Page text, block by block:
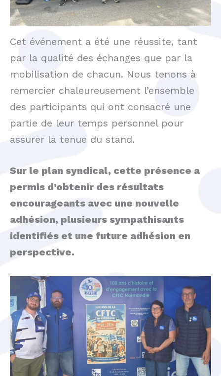
Cet événement a été une réussite, tant
par la qualité des échanges que par la
mobilisation de chacun. Nous tenons à
remercier chaleureusement l’ensemble
des participants qui ont consacré une
partie de leur temps personnel pour
assurer la tenue du stand.
Sur le plan syndical, cette présence a
permis d’obtenir des résultats
encourageants avec une nouvelle
adhésion, plusieurs sympathisants
identifiés et une future adhésion en
perspective.